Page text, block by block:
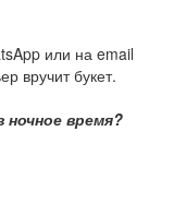
или на email
вручит букет.
время?